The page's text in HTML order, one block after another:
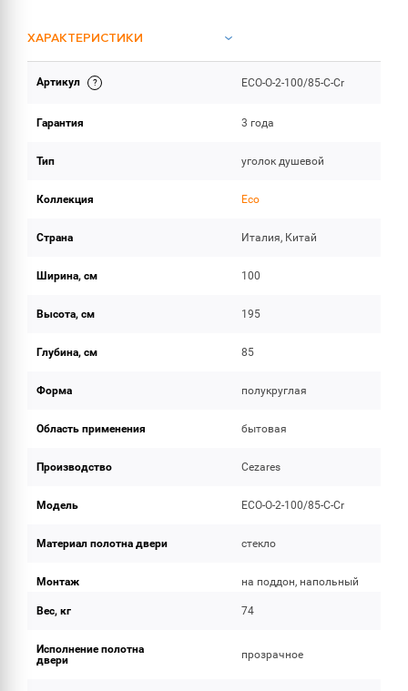
ХАРАКТЕРИСТИКИ
ОБЪЕМ ПОСТАВКИ
Артикул ECO-O-2-100/85-C-Cr
Гарантия 3 года
Тип уголок душевой
Коллекция Eco
Страна Италия, Китай
Ширина, см 100
Высота, см 195
Глубина, см 85
Форма полукруглая
Область применения бытовая
Производство Cezares
Модель ECO-O-2-100/85-C-Cr
Материал полотна двери стекло
Монтаж на поддон, напольный
Вес, кг 74
Исполнение полотна
двери
прозрачное